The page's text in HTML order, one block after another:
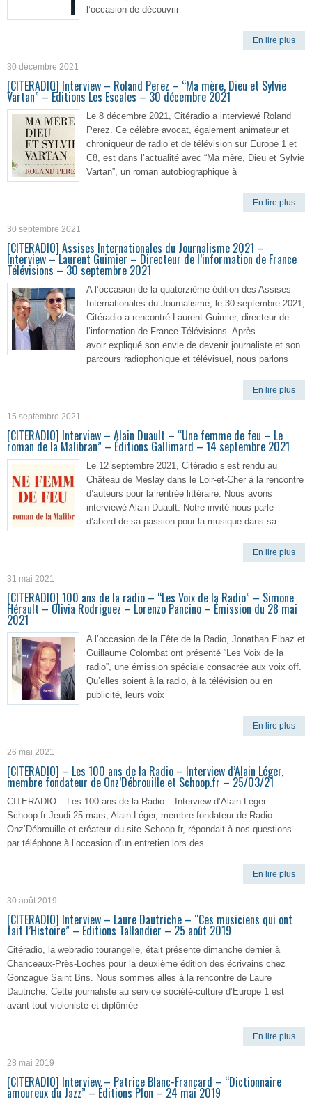
l’occasion de découvrir
En lire plus
30 décembre 2021
[CITERADIO] Interview – Roland Perez – “Ma mère, Dieu et Sylvie
Vartan” – Éditions Les Escales – 30 décembre 2021
Le 8 décembre 2021, Citéradio a interviewé Roland
Perez. Ce célèbre avocat, également animateur et
chroniqueur de radio et de télévision sur Europe 1 et
C8, est dans l’actualité avec “Ma mère, Dieu et Sylvie
Vartan”, un roman autobiographique à
En lire plus
30 septembre 2021
[CITERADIO] Assises Internationales du Journalisme 2021 –
Interview – Laurent Guimier – Directeur de l’information de France
Télévisions – 30 septembre 2021
A l’occasion de la quatorzième édition des Assises
Internationales du Journalisme, le 30 septembre 2021,
Citéradio a rencontré Laurent Guimier, directeur de
l’information de France Télévisions. Après
avoir expliqué son envie de devenir journaliste et son
parcours radiophonique et télévisuel, nous parlons
En lire plus
15 septembre 2021
[CITERADIO] Interview – Alain Duault – “Une femme de feu – Le
roman de la Malibran” – Éditions Gallimard – 14 septembre 2021
Le 12 septembre 2021, Citéradio s’est rendu au
Château de Meslay dans le Loir-et-Cher à la rencontre
d’auteurs pour la rentrée littéraire. Nous avons
interviewé Alain Duault. Notre invité nous parle
d’abord de sa passion pour la musique dans sa
En lire plus
31 mai 2021
[CITERADIO] 100 ans de la radio – “Les Voix de la Radio” – Simone
Hérault – Olivia Rodriguez – Lorenzo Pancino – Émission du 28 mai
2021
A l’occasion de la Fête de la Radio, Jonathan Elbaz et
Guillaume Colombat ont présenté “Les Voix de la
radio”, une émission spéciale consacrée aux voix off.
Qu’elles soient à la radio, à la télévision ou en
publicité, leurs voix
En lire plus
26 mai 2021
[CITERADIO] – Les 100 ans de la Radio – Interview d’Alain Léger,
membre fondateur de Onz’Débrouille et Schoop.fr – 25/03/21
CITERADIO – Les 100 ans de la Radio – Interview d’Alain Léger
Schoop.fr Jeudi 25 mars, Alain Léger, membre fondateur de Radio
Onz’Débrouille et créateur du site Schoop.fr, répondait à nos questions
par téléphone à l’occasion d’un entretien lors des
En lire plus
30 août 2019
[CITERADIO] Interview – Laure Dautriche – “Ces musiciens qui ont
fait l’Histoire” – Editions Tallandier – 25 août 2019
Citéradio, la webradio tourangelle, était présente dimanche dernier à
Chanceaux-Près-Loches pour la deuxième édition des écrivains chez
Gonzague Saint Bris. Nous sommes allés à la rencontre de Laure
Dautriche. Cette journaliste au service société-culture d’Europe 1 est
avant tout violoniste et diplômée
En lire plus
28 mai 2019
[CITERADIO] Interview – Patrice Blanc-Francard – “Dictionnaire
amoureux du Jazz” – Éditions Plon – 24 mai 2019